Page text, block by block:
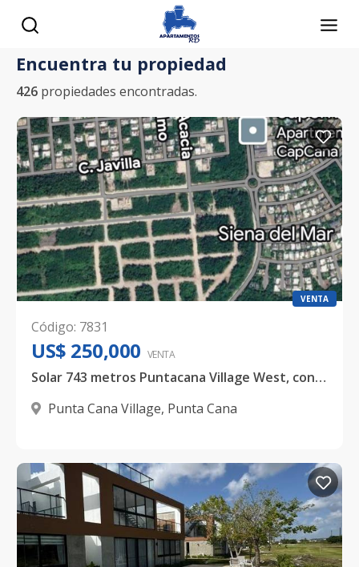
Encuentra tu propiedad
426 propiedades encontradas.
VENTA
Código: 7831
US$ 250,000 VENTA
Solar 743 metros Puntacana Village West, con proyecto aprobado
Punta Cana Village, Punta Cana